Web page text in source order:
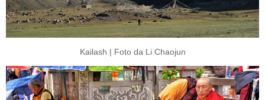
Kailash | Foto da Li Chaojun